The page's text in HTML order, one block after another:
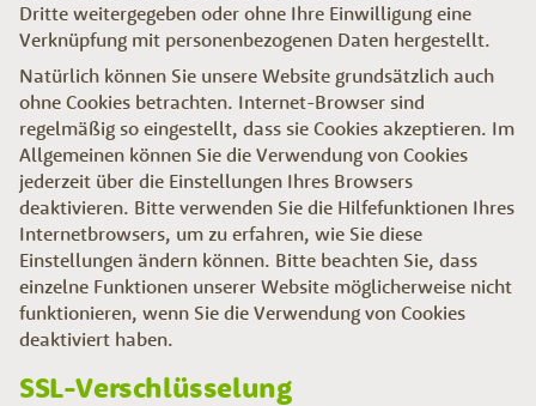
Dritte weitergegeben oder ohne Ihre Einwilligung eine
Verknüpfung mit personenbezogenen Daten hergestellt.
Natürlich können Sie unsere Website grundsätzlich auch
ohne Cookies betrachten. Internet-Browser sind
regelmäßig so eingestellt, dass sie Cookies akzeptieren. Im
Allgemeinen können Sie die Verwendung von Cookies
jederzeit über die Einstellungen Ihres Browsers
deaktivieren. Bitte verwenden Sie die Hilfefunktionen Ihres
Internetbrowsers, um zu erfahren, wie Sie diese
Einstellungen ändern können. Bitte beachten Sie, dass
einzelne Funktionen unserer Website möglicherweise nicht
funktionieren, wenn Sie die Verwendung von Cookies
deaktiviert haben.
SSL-Verschlüsselung